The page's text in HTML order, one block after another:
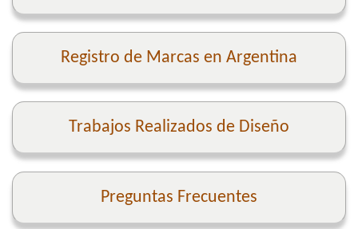
Registro de Marcas en Argentina
Trabajos Realizados de Diseño
Preguntas Frecuentes